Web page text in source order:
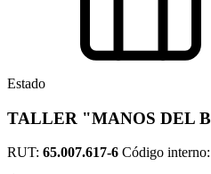
Estado
TALLER "MANOS DEL
RUT: 65.007.617-6 Código